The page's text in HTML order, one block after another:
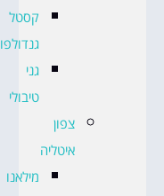
קסטל
גנדולפו
גני
טיבולי
צפון
איטליה
מילאנו